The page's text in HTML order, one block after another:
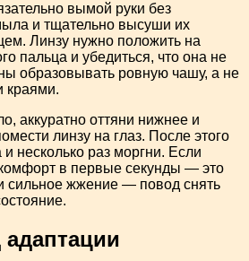
вымой руки без
и тщательно высуши их
Линзу нужно положить на
пальца и убедиться, что она не
образовывать ровную чашу, а не
краями.
аккуратно оттяни нижнее и
линзу на глаз. После этого
несколько раз моргни. Если
в первые секунды — это
сильное жжение — повод снять